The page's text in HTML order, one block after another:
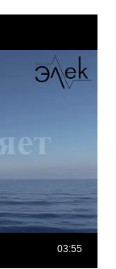
Красногорск
Сахалинск
Волгодонск
Сызрань
Пятигорск
Нефтекамск
Дербент и